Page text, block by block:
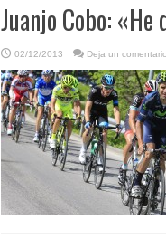
Juanjo Cobo:
02/12/2013 Deja un comentario